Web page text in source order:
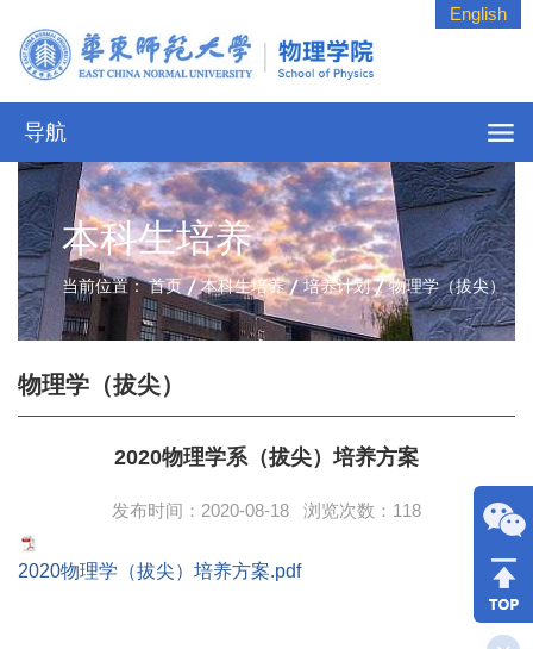
English
导航
本科生培养
当前位置：首页 本科生培养 培养计划 物理学（拔尖）
物理学（拔尖）
2020物理学系（拔尖）培养方案
发布时间：2020-08-18 浏览次数： 118
2020物理学（拔尖）培养方案.pdf